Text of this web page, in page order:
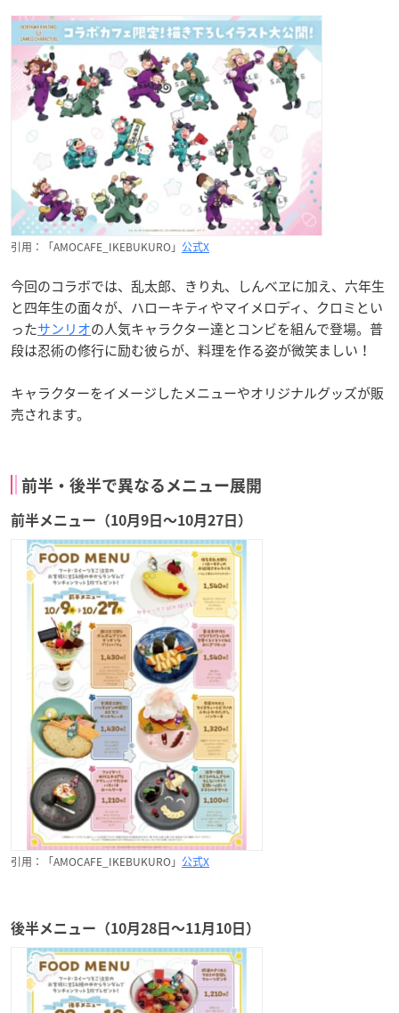
引用：「AMOCAFE_IKEBUKURO」 公式X
今回のコラボでは、乱太郎、きり丸、しんべヱに加え、六年生
と四年生の面々が、ハローキティやマイメロディ、クロミとい
ったサンリオの人気キャラクター達とコンビを組んで登場。普
段は忍術の修行に励む彼らが、料理を作る姿が微笑ましい！
キャラクターをイメージしたメニューやオリジナルグッズが販
売されます。
前半・後半で異なるメニュー展開
前半メニュー（10月9日〜10月27日）
引用：「AMOCAFE_IKEBUKURO」 公式X
後半メニュー（10月28日〜11月10日）